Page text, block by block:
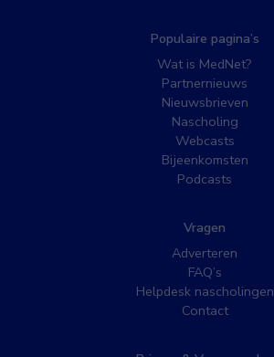
Populaire pagina’s
Wat is MedNet?
Partnernieuws
Nieuwsbrieven
Nascholing
Webcasts
Bijeenkomsten
Podcasts
Vragen
Adverteren
FAQ’s
Helpdesk nascholingen
Contact